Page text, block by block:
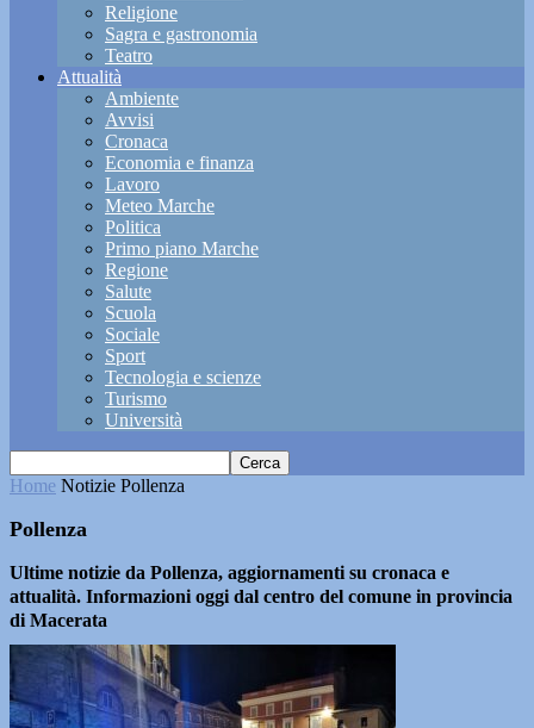
Religione
Sagra e gastronomia
Teatro
Attualità
Ambiente
Avvisi
Cronaca
Economia e finanza
Lavoro
Meteo Marche
Politica
Primo piano Marche
Regione
Salute
Scuola
Sociale
Sport
Tecnologia e scienze
Turismo
Università
Home Notizie Pollenza
Pollenza
Ultime notizie da Pollenza, aggiornamenti su cronaca e
attualità. Informazioni oggi dal centro del comune in provincia
di Macerata